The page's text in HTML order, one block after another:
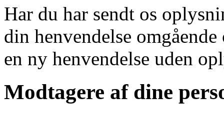
Har du har sendt os
din henvendelse
en ny henvendelse uden
Modtagere af dine